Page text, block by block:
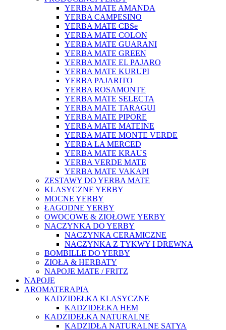
YERBA MATE AMANDA
YERBA CAMPESINO
YERBA MATE CBSe
YERBA MATE COLON
YERBA MATE GUARANI
YERBA MATE GREEN
YERBA MATE EL PAJARO
YERBA MATE KURUPI
YERBA PAJARITO
YERBA ROSAMONTE
YERBA MATE SELECTA
YERBA MATE TARAGUI
YERBA MATE PIPORE
YERBA MATE MATEINE
YERBA MATE MONTE VERDE
YERBA LA MERCED
YERBA MATE KRAUS
YERBA VERDE MATE
YERBA MATE VAKAPI
ZESTAWY DO YERBA MATE
KLASYCZNE YERBY
MOCNE YERBY
ŁAGODNE YERBY
OWOCOWE & ZIOŁOWE YERBY
NACZYNKA DO YERBY
NACZYNKA CERAMICZNE
NACZYNKA Z TYKWY I DREWNA
BOMBILLE DO YERBY
ZIOŁA & HERBATY
NAPOJE MATE / FRITZ
NAPOJE
AROMATERAPIA
KADZIDEŁKA KLASYCZNE
KADZIDEŁKA HEM
KADZIDEŁKA NATURALNE
KADZIDŁA NATURALNE SATYA